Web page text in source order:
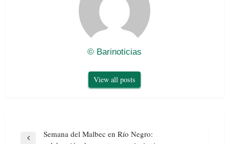
© Barinoticias
View all posts
NavegaciónSemana del Malbec en Río Negro: